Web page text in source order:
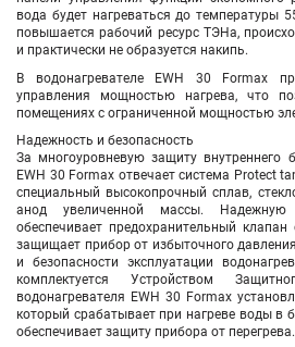
вода будет нагреваться до температуры
повышается рабочий ресурс ТЭНа,
и практически не образуется накипь.
В водонагревателе EWH 30 Formax
управления мощностью нагрева, что
помещениях с ограниченной мощностью
Надежность и безопасность
За многоуровневую защиту внутреннего
EWH 30 Formax отвечает система Protect
специальный высокопрочный сплав,
анод увеличенной массы. Надежную
обеспечивает предохранительный
защищает прибор от избыточного
и безопасности эксплуатации
комплектуется Устройством
водонагревателя EWH 30 Formax
который срабатывает при нагреве воды в
обеспечивает защиту прибора от перегрева.